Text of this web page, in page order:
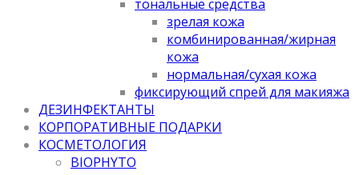
тональные средства
зрелая кожа
комбинированная/жирная
кожа
нормальная/cухая кожа
фиксирующий спрей для макияжа
ДЕЗИНФЕКТАНТЫ
КОРПОРАТИВНЫЕ ПОДАРКИ
КОСМЕТОЛОГИЯ
BIOPHYTO